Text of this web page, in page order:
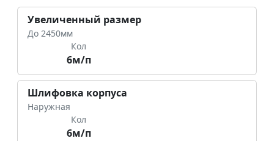
Увеличенный размер
До 2450мм
Кол
6м/п
Шлифовка корпуса
Наружная
Кол
6м/п